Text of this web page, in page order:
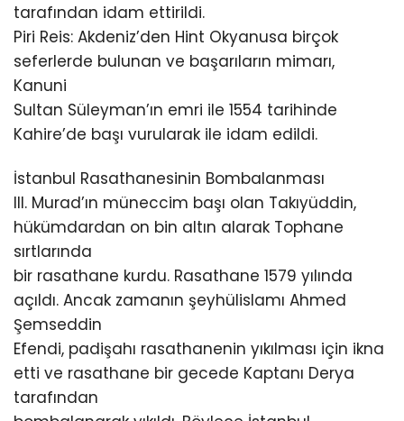
tarafından idam ettirildi.
Piri Reis: Akdeniz’den Hint Okyanusa birçok
seferlerde bulunan ve başarıların mimarı,
Kanuni
Sultan Süleyman’ın emri ile 1554 tarihinde
Kahire’de başı vurularak ile idam edildi.
İstanbul Rasathanesinin Bombalanması
III. Murad’ın müneccim başı olan Takıyüddin,
hükümdardan on bin altın alarak Tophane
sırtlarında
bir rasathane kurdu. Rasathane 1579 yılında
açıldı. Ancak zamanın şeyhülislamı Ahmed
Şemseddin
Efendi, padişahı rasathanenin yıkılması için ikna
etti ve rasathane bir gecede Kaptanı Derya
tarafından